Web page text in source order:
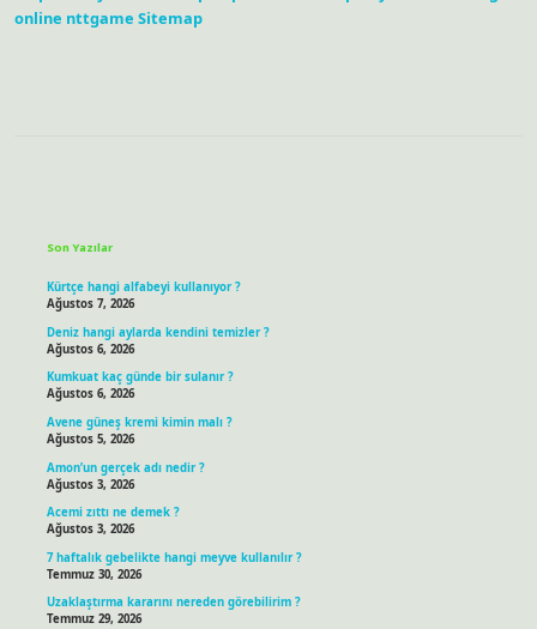
online nttgame Sitemap
Son Yazılar
Kürtçe hangi alfabeyi kullanıyor ?
Ağustos 7, 2026
Deniz hangi aylarda kendini temizler ?
Ağustos 6, 2026
Kumkuat kaç günde bir sulanır ?
Ağustos 6, 2026
Avene güneş kremi kimin malı ?
Ağustos 5, 2026
Amon’un gerçek adı nedir ?
Ağustos 3, 2026
Acemi zıttı ne demek ?
Ağustos 3, 2026
7 haftalık gebelikte hangi meyve kullanılır ?
Temmuz 30, 2026
Uzaklaştırma kararını nereden görebilirim ?
Temmuz 29, 2026